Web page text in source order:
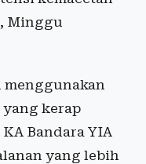
Minggu
menggunakan
kerap
Bandara YIA
yang lebih